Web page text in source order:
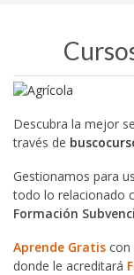
Descubra la mejor
través de
Gestionamos para
todo lo relacionado
Formación
Aprende Gratis con
donde le acreditará